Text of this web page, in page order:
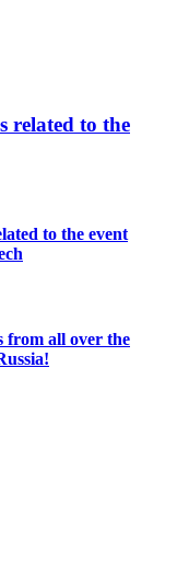
related to the
to the event
from all over the